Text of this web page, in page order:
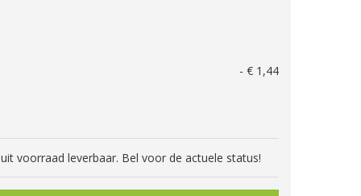
- € 1 ,44
voorraad leverbaar. Bel voor de actuele status!